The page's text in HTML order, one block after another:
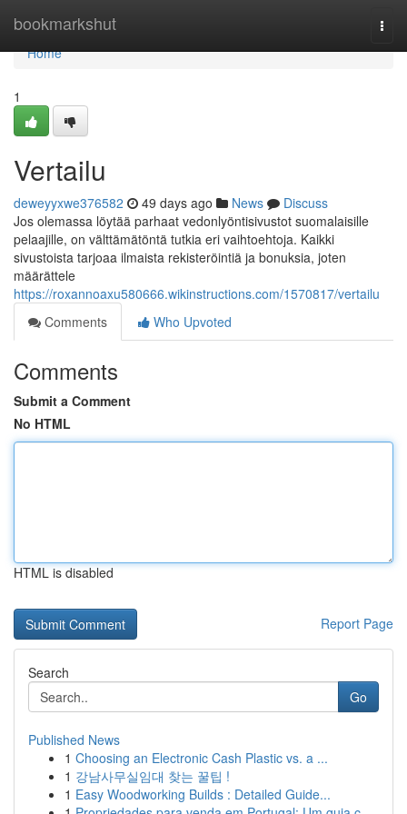
bookmarkshut
Home
Home
1
Vertailu
deweyyxwe376582 49 days ago News
Discuss
Jos olemassa löytää parhaat vedonlyöntisivustot suomalaisille
pelaajille, on välttämätöntä tutkia eri vaihtoehtoja. Kaikki
sivustoista tarjoaa ilmaista rekisteröintiä ja bonuksia, joten
määrättele
https://roxannoaxu580666.wikinstructions.com/1570817/vertailu
Comments
Who Upvoted
Comments
Submit a Comment
No HTML
HTML is disabled
Report Page
Search
Go
Published News
1 Choosing an Electronic Cash Plastic vs. a ...
1 강남사무실임대 찾는 꿀팁 !
1 Easy Woodworking Builds : Detailed Guide...